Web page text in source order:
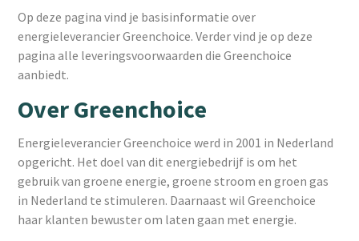
Op deze pagina vind je basisinformatie over
energieleverancier Greenchoice. Verder vind je op deze
pagina alle leveringsvoorwaarden die Greenchoice
aanbiedt.
Over Greenchoice
Energieleverancier Greenchoice werd in 2001 in Nederland
opgericht. Het doel van dit energiebedrijf is om het
gebruik van groene energie, groene stroom en groen gas
in Nederland te stimuleren. Daarnaast wil Greenchoice
haar klanten bewuster om laten gaan met energie.